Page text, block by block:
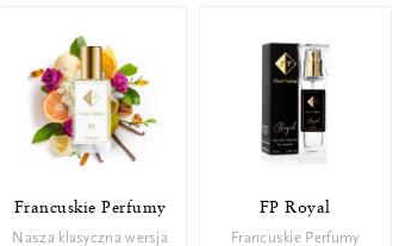
Francuskie Perfumy
Nasza klasyczna wersja
FP Royal
Francuskie Perfumy